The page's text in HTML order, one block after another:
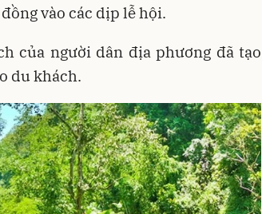
vào các dịp lễ hội.
của người dân địa phương đã tạo
du khách.